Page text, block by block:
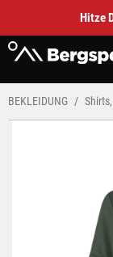
Hitze
BEKLEIDUNG